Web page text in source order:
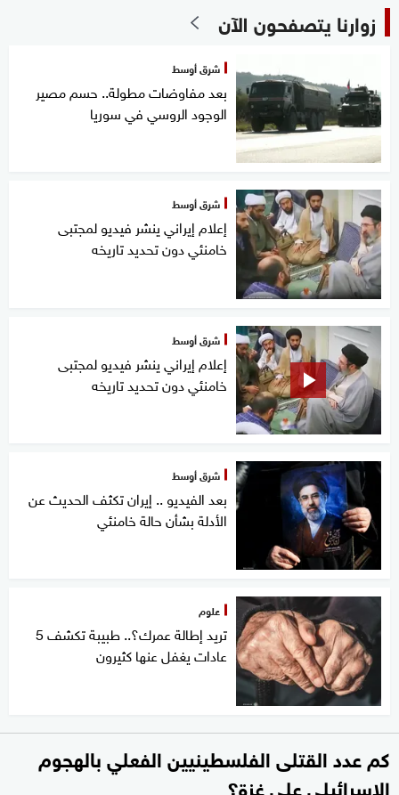
زوارنا يتصفحون الآن
شرق أوسط
بعد مفاوضات مطولة.. حسم مصير
الوجود الروسي في سوريا
شرق أوسط
إعلام إيراني ينشر فيديو لمجتبى
خامنئي دون تحديد تاريخه
شرق أوسط
إعلام إيراني ينشر فيديو لمجتبى
خامنئي دون تحديد تاريخه
شرق أوسط
بعد الفيديو .. إيران تكثف الحديث عن
الأدلة بشأن حالة خامنئي
علوم
تريد إطالة عمرك؟.. طبيبة تكشف 5
عادات يغفل عنها كثيرون
كم عدد القتلى الفلسطينيين الفعلي بالهجوم
الإسرائيلي على غزة؟